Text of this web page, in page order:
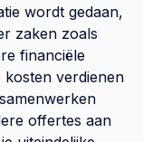
wordt gedaan,
zaken zoals
financiële
kosten verdienen
offertes aan